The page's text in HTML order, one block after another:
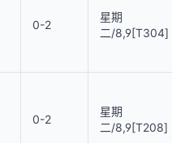
0-2
星期
二/8,9[T304]
0-2
星期
二/8,9[T208]